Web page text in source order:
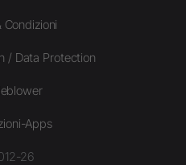
Condizioni
/ Data Protection
Apps
26